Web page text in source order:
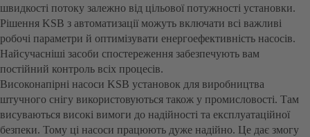
швидкості потоку залежно від цільової потужності установки.
Рішення KSB з автоматизації можуть включати всі важливі
робочі параметри й оптимізувати енергоефективність насосів.
Найсучасніші засоби спостереження забезпечують вам
постійний контроль всіх процесів.
Високонапірні насоси KSB установок для виробництва
штучного снігу використовуються також у промисловості. Там
висуваються високі вимоги до надійності та експлуатаційної
безпеки. Тому ці насоси працюють дуже надійно. Це дає змогу